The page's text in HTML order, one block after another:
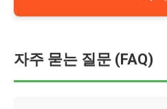
자주 묻는 질문 (FAQ)